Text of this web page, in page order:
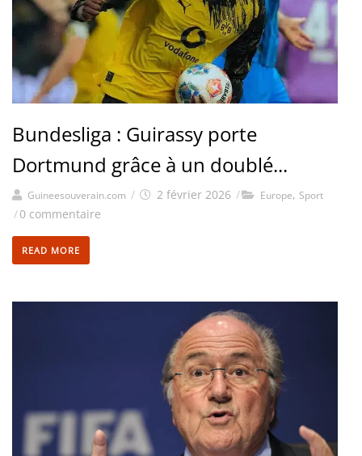
Bundesliga : Guirassy porte
Dortmund grâce à un doublé...
Guineesouverain.com / 2 février 2026 / Europe, Sport
/0 commentaire
READ MORE